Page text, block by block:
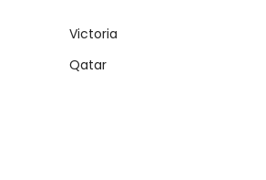
Victoria
Qatar